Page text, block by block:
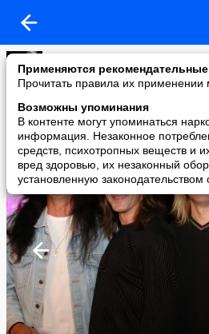
Применяются рекомендательные
Прочитать правила их
Возможны упоминания
В контенте могут упоминаться
информация. Незаконное
средств, психотропных веществ и
вред здоровью, их незаконный
установленную законодательством
группа ЗЕМЛЯНЕ
added a photo
30 Nov в 19:12